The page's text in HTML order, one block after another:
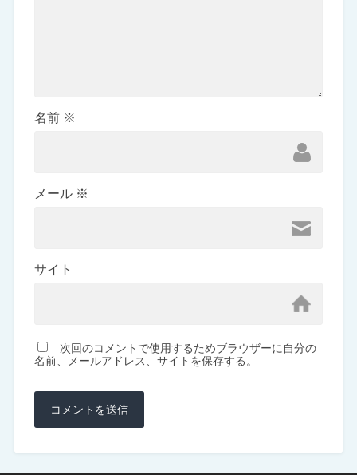
名前 ※
メール ※
サイト
次回のコメントで使用するためブラウザーに自分の
名前、メールアドレス、サイトを保存する。